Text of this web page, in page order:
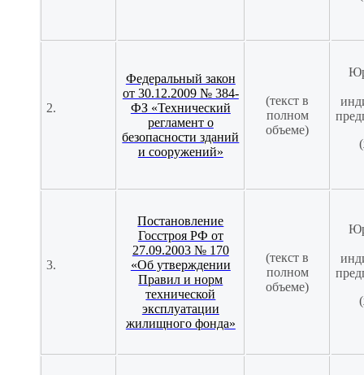
2.
Федеральный закон
от 30.12.2009 № 384-
ФЗ «Технический
регламент о
безопасности зданий
и сооружений»
(текст в
полном
объеме)
3.
Постановление
Госстроя РФ от
27.09.2003 № 170
«Об утверждении
Правил и норм
технической
эксплуатации
жилищного фонда»
(текст в
полном
объеме)